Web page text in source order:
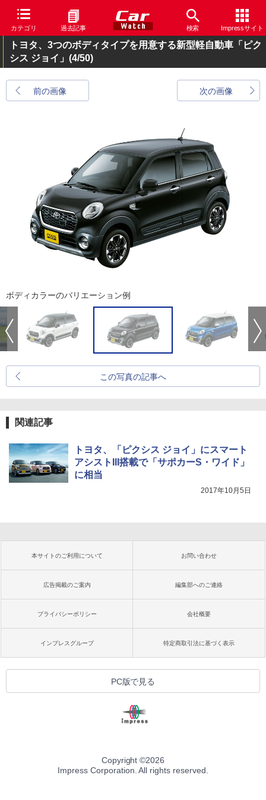
カテゴリ 過去記事 検索 Impressサイト
トヨタ、3つのボディタイプを用意する新型軽自動車「ピク
シス ジョイ」 (4/50)
前の画像 次の画像
ボディカラーのバリエーション例
この写真の記事へ
関連記事
トヨタ、「ピクシス ジョイ」にスマート
アシストIII搭載で「サポカーS・ワイド」
に相当
2017年10月5日
本サイトのご利用について お問い合わせ
広告掲載のご案内 編集部へのご連絡
プライバシーポリシー 会社概要
インプレスグループ 特定商取引法に基づく表示
PC版で見る
Copyright ©2026
Impress Corporation. All rights reserved.